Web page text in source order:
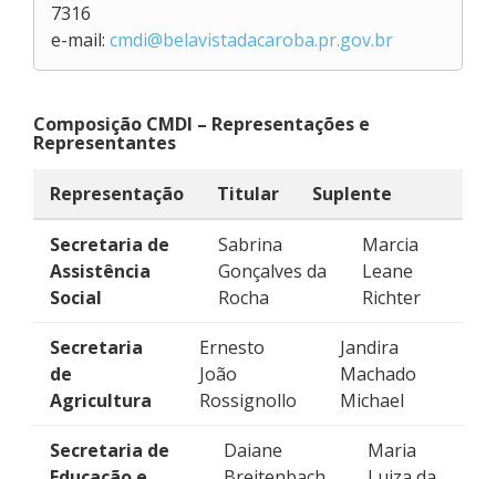
7316
e-mail: cmdi@belavistadacaroba.pr.gov.br
Composição CMDI – Representações e
Representantes
Representação Titular Suplente
Secretaria de
Assistência
Social
Sabrina
Gonçalves da
Rocha
Marcia
Leane
Richter
Secretaria
de
Agricultura
Ernesto
João
Rossignollo
Jandira
Machado
Michael
Secretaria de
Daiane
Maria